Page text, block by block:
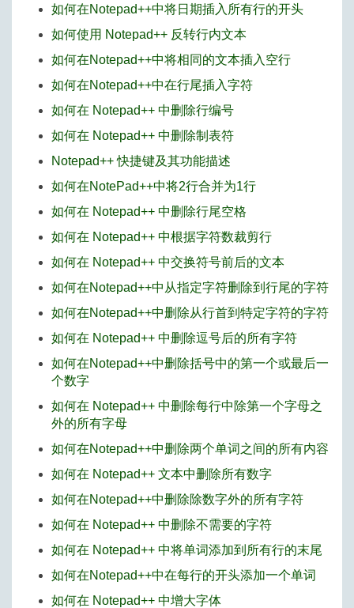
如何在Notepad++中将日期插入所有行的开头
如何使用 Notepad++ 反转行内文本
如何在Notepad++中将相同的文本插入空行
如何在Notepad++中在行尾插入字符
如何在 Notepad++ 中删除行编号
如何在 Notepad++ 中删除制表符
Notepad++ 快捷键及其功能描述
如何在NotePad++中将2行合并为1行
如何在 Notepad++ 中删除行尾空格
如何在 Notepad++ 中根据字符数裁剪行
如何在 Notepad++ 中交换符号前后的文本
如何在Notepad++中从指定字符删除到行尾的字符
如何在Notepad++中删除从行首到特定字符的字符
如何在 Notepad++ 中删除逗号后的所有字符
如何在Notepad++中删除括号中的第一个或最后一
个数字
如何在 Notepad++ 中删除每行中除第一个字母之
外的所有字母
如何在Notepad++中删除两个单词之间的所有内容
如何在 Notepad++ 文本中删除所有数字
如何在Notepad++中删除除数字外的所有字符
如何在 Notepad++ 中删除不需要的字符
如何在 Notepad++ 中将单词添加到所有行的末尾
如何在Notepad++中在每行的开头添加一个单词
如何在 Notepad++ 中增大字体